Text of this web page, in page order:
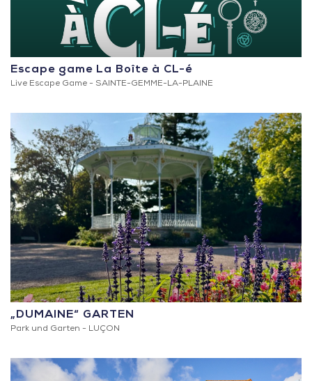
Escape game La Boîte à CL-é
Live Escape Game - SAINTE-GEMME-LA-PLAINE
„DUMAINE“ GARTEN
Park und Garten - LUÇON